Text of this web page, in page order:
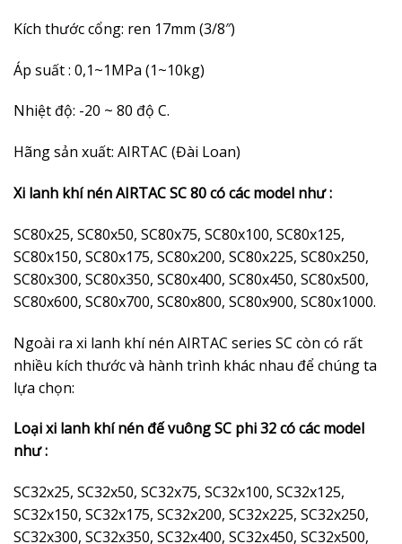
Kích thước cổng: ren 17mm (3/8″)
Áp suất : 0,1~1MPa (1~10kg)
Nhiệt độ: -20 ~ 80 độ C.
Hãng sản xuất: AIRTAC (Đài Loan)
Xi lanh khí nén AIRTAC SC 80 có các model như :
SC80x25, SC80x50, SC80x75, SC80x100, SC80x125,
SC80x150, SC80x175, SC80x200, SC80x225, SC80x250,
SC80x300, SC80x350, SC80x400, SC80x450, SC80x500,
SC80x600, SC80x700, SC80x800, SC80x900, SC80x1000.
Ngoài ra xi lanh khí nén AIRTAC series SC còn có rất
nhiều kích thước và hành trình khác nhau để chúng ta
lựa chọn:
Loại xi lanh khí nén đế vuông SC phi 32 có các model
như :
SC32x25, SC32x50, SC32x75, SC32x100, SC32x125,
SC32x150, SC32x175, SC32x200, SC32x225, SC32x250,
SC32x300, SC32x350, SC32x400, SC32x450, SC32x500,